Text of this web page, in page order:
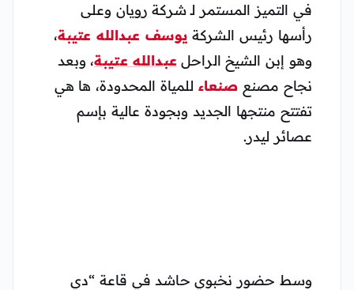
في التميز المستمر لـ شركة رويان وعلى
رأسها رئيس الشركة يوسف عبدالله عتيبة،
وهو إبن الشيخ الراحل عبدالله عتيبة، وبعد
نجاح مصنع صنعاء للمياة المحدودة، ها هي
تفتتح منتجها الجديد وبجودة عالية بإسم
عصائر ليدر.
وسط حضور نخبوي حاشد في قاعة “دي